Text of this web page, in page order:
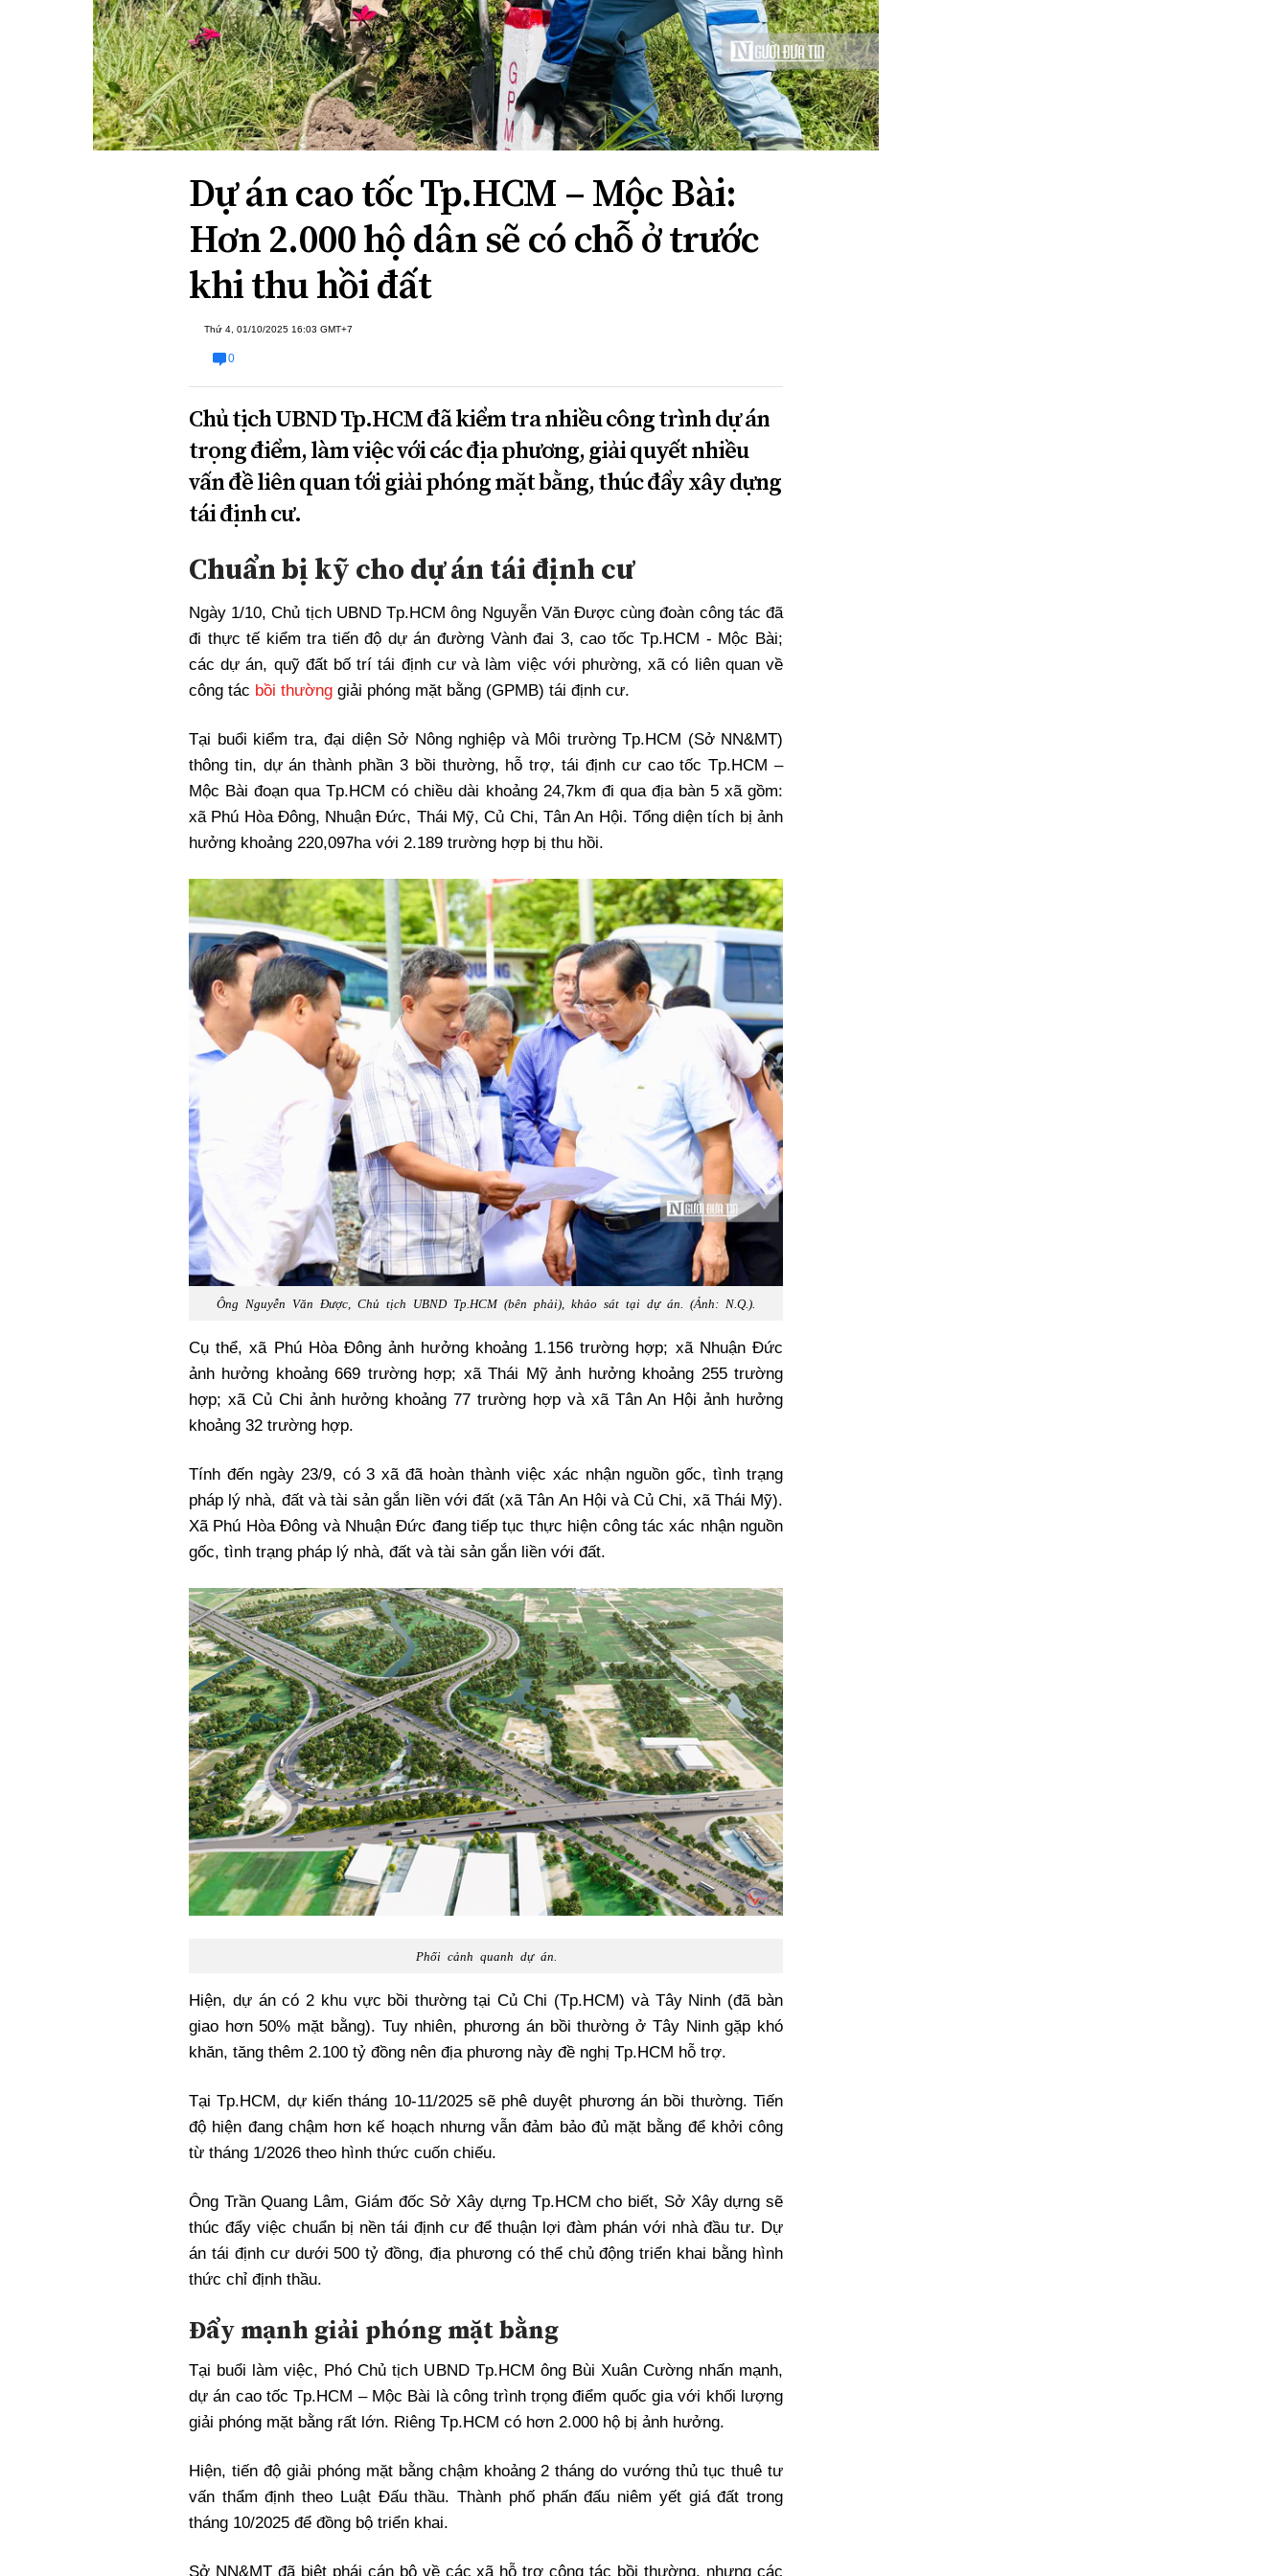
Xi nhan Trái Phải
Bạn đọc viết
Dự án cao tốc Tp.HCM – Mộc Bài:
Hơn 2.000 hộ dân sẽ có chỗ ở trước
khi thu hồi đất
Thứ 4, 01/10/2025 16:03 GMT+7
0
Chủ tịch UBND Tp.HCM đã kiểm tra nhiều công trình dự án
trọng điểm, làm việc với các địa phương, giải quyết nhiều
vấn đề liên quan tới giải phóng mặt bằng, thúc đẩy xây dựng
tái định cư.
Chuẩn bị kỹ cho dự án tái định cư
Ngày 1/10, Chủ tịch UBND Tp.HCM ông Nguyễn Văn Được cùng đoàn công tác đã
đi thực tế kiểm tra tiến độ dự án đường Vành đai 3, cao tốc Tp.HCM - Mộc Bài;
các dự án, quỹ đất bố trí tái định cư và làm việc với phường, xã có liên quan về
công tác bồi thường giải phóng mặt bằng (GPMB) tái định cư.
Tại buổi kiểm tra, đại diện Sở Nông nghiệp và Môi trường Tp.HCM (Sở NN&MT)
thông tin, dự án thành phần 3 bồi thường, hỗ trợ, tái định cư cao tốc Tp.HCM –
Mộc Bài đoạn qua Tp.HCM có chiều dài khoảng 24,7km đi qua địa bàn 5 xã gồm:
xã Phú Hòa Đông, Nhuận Đức, Thái Mỹ, Củ Chi, Tân An Hội. Tổng diện tích bị ảnh
hưởng khoảng 220,097ha với 2.189 trường hợp bị thu hồi.
Ông Nguyễn Văn Được, Chủ tịch UBND Tp.HCM (bên phải), khảo sát tại dự án. (Ảnh: N.Q.).
Cụ thể, xã Phú Hòa Đông ảnh hưởng khoảng 1.156 trường hợp; xã Nhuận Đức
ảnh hưởng khoảng 669 trường hợp; xã Thái Mỹ ảnh hưởng khoảng 255 trường
hợp; xã Củ Chi ảnh hưởng khoảng 77 trường hợp và xã Tân An Hội ảnh hưởng
khoảng 32 trường hợp.
Tính đến ngày 23/9, có 3 xã đã hoàn thành việc xác nhận nguồn gốc, tình trạng
pháp lý nhà, đất và tài sản gắn liền với đất (xã Tân An Hội và Củ Chi, xã Thái Mỹ).
Xã Phú Hòa Đông và Nhuận Đức đang tiếp tục thực hiện công tác xác nhận nguồn
gốc, tình trạng pháp lý nhà, đất và tài sản gắn liền với đất.
Phối cảnh quanh dự án.
Hiện, dự án có 2 khu vực bồi thường tại Củ Chi (Tp.HCM) và Tây Ninh (đã bàn
giao hơn 50% mặt bằng). Tuy nhiên, phương án bồi thường ở Tây Ninh gặp khó
khăn, tăng thêm 2.100 tỷ đồng nên địa phương này đề nghị Tp.HCM hỗ trợ.
Tại Tp.HCM, dự kiến tháng 10-11/2025 sẽ phê duyệt phương án bồi thường. Tiến
độ hiện đang chậm hơn kế hoạch nhưng vẫn đảm bảo đủ mặt bằng để khởi công
từ tháng 1/2026 theo hình thức cuốn chiếu.
Ông Trần Quang Lâm, Giám đốc Sở Xây dựng Tp.HCM cho biết, Sở Xây dựng sẽ
thúc đẩy việc chuẩn bị nền tái định cư để thuận lợi đàm phán với nhà đầu tư. Dự
án tái định cư dưới 500 tỷ đồng, địa phương có thể chủ động triển khai bằng hình
thức chỉ định thầu.
Đẩy mạnh giải phóng mặt bằng
Tại buổi làm việc, Phó Chủ tịch UBND Tp.HCM ông Bùi Xuân Cường nhấn mạnh,
dự án cao tốc Tp.HCM – Mộc Bài là công trình trọng điểm quốc gia với khối lượng
giải phóng mặt bằng rất lớn. Riêng Tp.HCM có hơn 2.000 hộ bị ảnh hưởng.
Hiện, tiến độ giải phóng mặt bằng chậm khoảng 2 tháng do vướng thủ tục thuê tư
vấn thẩm định theo Luật Đấu thầu. Thành phố phấn đấu niêm yết giá đất trong
tháng 10/2025 để đồng bộ triển khai.
Sở NN&MT đã biệt phái cán bộ về các xã hỗ trợ công tác bồi thường, nhưng các